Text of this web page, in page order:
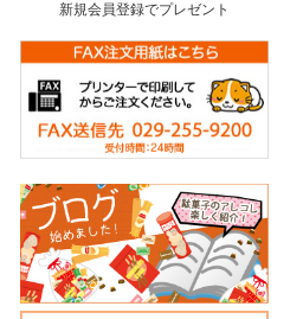
新規会員登録でプレゼント